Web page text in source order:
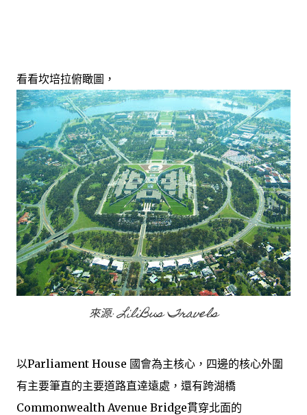
看看坎培拉俯瞰圖，
來源:LiliBus Travels
以Parliament House 國會為主核心，四邊的核心外圍
有主要筆直的主要道路直逹遠處，還有跨湖橋
Commonwealth Avenue Bridge貫穿北面的